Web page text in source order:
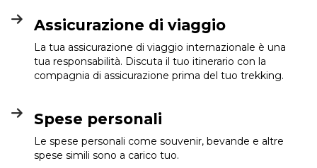
Assicurazione di viaggio
La tua assicurazione di viaggio internazionale è una
tua responsabilità. Discuta il tuo itinerario con la
compagnia di assicurazione prima del tuo trekking.
Spese personali
Le spese personali come souvenir, bevande e altre
spese simili sono a carico tuo.